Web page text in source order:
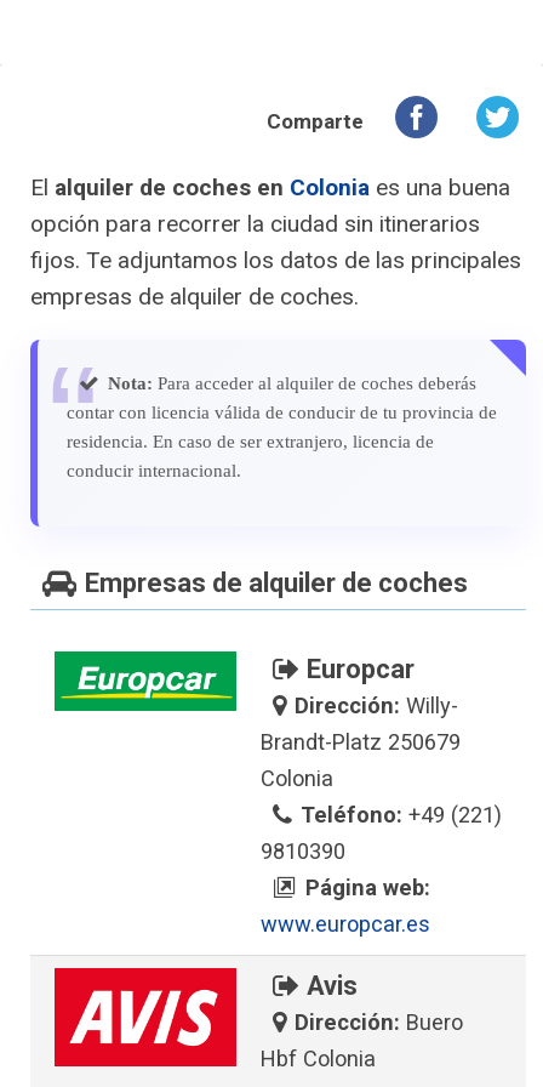
Comparte
El alquiler de coches en Colonia es una buena
opción para recorrer la ciudad sin itinerarios
fijos. Te adjuntamos los datos de las principales
empresas de alquiler de coches.
Nota: Para acceder al alquiler de coches deberás
contar con licencia válida de conducir de tu provincia de
residencia. En caso de ser extranjero, licencia de
conducir internacional.
Empresas de alquiler de coches
Europcar
Dirección: Willy-
Brandt-Platz 250679
Colonia
Teléfono: +49 (221)
9810390
Página web:
www.europcar.es
Avis
Dirección: Buero
Hbf Colonia